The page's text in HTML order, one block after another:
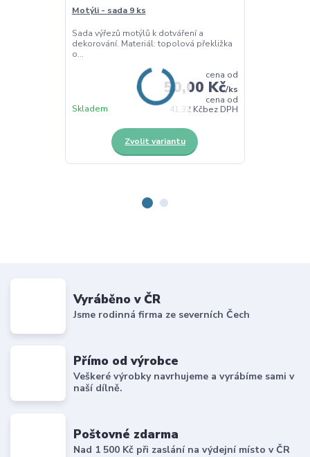
Motýli - sada 9 ks
Sada výřezů motýlů k dotváření a
dekorování. Materiál: topolová překližka
o...
cena od
50,00 Kč/ks
cena od
41,32 Kčbez DPH
Skladem
Zvolit variantu
Vyráběno v ČR
Jsme rodinná firma ze severních Čech
Přímo od výrobce
Veškeré výrobky navrhujeme a vyrábíme sami v
naší dílně.
Poštovné zdarma
Nad 1 500 Kč při zaslání na výdejní místo v ČR